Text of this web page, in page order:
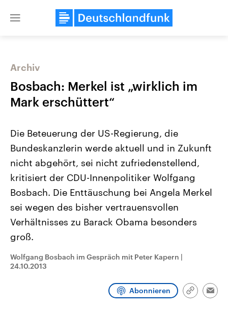
Close
Landtagswahl Sachsen-Anhalt
Alle Informationen
Sachsen-Anhalt wählt am 6.
September 2026 einen neuen
Landtag. Seit 2021 wird das
Bundesland von einer Koalition aus
CDU, SPD und FDP regiert.-
Umfragen, Prognosen,
und Hintergründe zu den Parteien
und Kandidaten der anstehenden
USA
Hintergründe
Wirtschaftlich und
gehören die Vereinigten
den mächtigsten Ländern
mit großem Einfluss auf
Sendungen Programm Podcasts
Archiv
Bosbach: Merkel ist „wirklich im
Mark erschüttert“
Die Beteuerung der US-Regierung, die
Bundeskanzlerin werde aktuell und in Zukunft
nicht abgehört, sei nicht zufriedenstellend,
kritisiert der CDU-Innenpolitiker Wolfgang
Bosbach. Die Enttäuschung bei Angela Merkel
sei wegen des bisher vertrauensvollen
Verhältnisses zu Barack Obama besonders
groß.
Wolfgang Bosbach im Gespräch mit Peter Kapern |
24.10.2013
Abonnieren
Link